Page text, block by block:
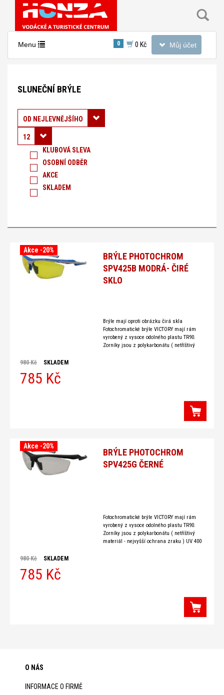
Toggle
navigation
Můj účet
Toggle
Menu 0 0 Kč
Sluneční
brýle
SLUNEČNÍ BRÝLE
Řadit podle:
OD NEJLEVNĚJŠÍHO
12
KLUBOVÁ SLEVA
OSOBNÍ ODBĚR
AKCE
SKLADEM
BRÝLE PHOTOCHROM
SPV425B MODRÁ- ČIRÉ
SKLO
Akce -20%
Brýle mají oproti obrázku čirá skla
Fotochromatické brýle VICTORY mají rám
vyrobený z vysoce odolného plastu TR90.
Zorníky jsou z polykarbonátu ( netříštivý
980 Kč SKLADEM
785 Kč
BRÝLE PHOTOCHROM
SPV425G ČERNÉ
Akce -20%
Fotochromatické brýle VICTORY mají rám
vyrobený z vysoce odolného plastu TR90.
Zorníky jsou z polykarbonátu ( netříštivý
materiál - nejvyšší ochrana zraku ) UV 400
980 Kč SKLADEM
785 Kč
O NÁS
INFORMACE O FIRMĚ